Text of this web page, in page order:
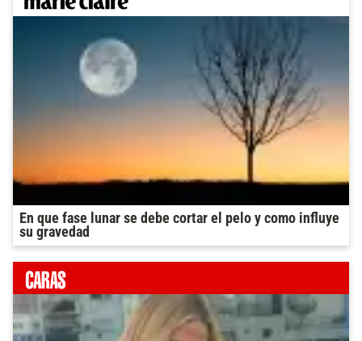
En que fase lunar se debe cortar el pelo y como influye
su gravedad